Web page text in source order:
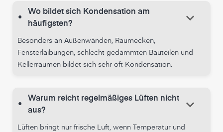
•
Wo bildet sich Kondensation am
häufigsten?
keyboard_arrow_down
Besonders an Außenwänden, Raumecken,
Fensterlaibungen, schlecht gedämmten Bauteilen und
Kellerräumen bildet sich sehr oft Kondensation.
•
Warum reicht regelmäßiges Lüften nicht
aus?
keyboard_arrow_down
Lüften bringt nur frische Luft, wenn Temperatur und